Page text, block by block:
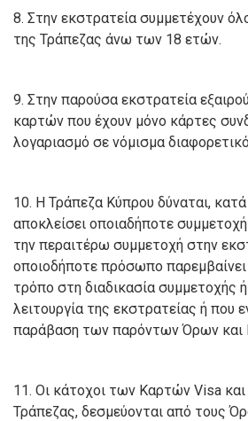
8. Στην εκστρατεία συμμετέχουν
της Τράπεζας άνω των 18 ετών.
9. Στην παρούσα εκστρατεία
καρτών που έχουν μόνο κάρτες
λογαριασμό σε νόμισμα
10. Η Τράπεζα Κύπρου δύναται,
αποκλείσει οποιαδήποτε
την περαιτέρω συμμετοχή στην
οποιοδήποτε πρόσωπο
τρόπο στη διαδικασία συμμετοχής
λειτουργία της εκστρατείας ή που
παράβαση των παρόντων Όρων και
11. Οι κάτοχοι των Καρτών Visa
Τράπεζας, δεσμεύονται από τους